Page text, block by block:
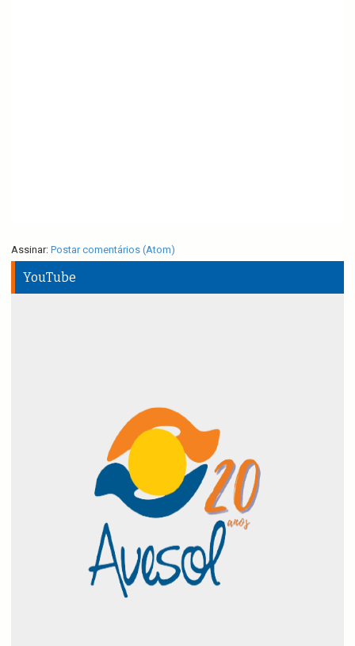
Assinar: Postar comentários (Atom)
YouTube